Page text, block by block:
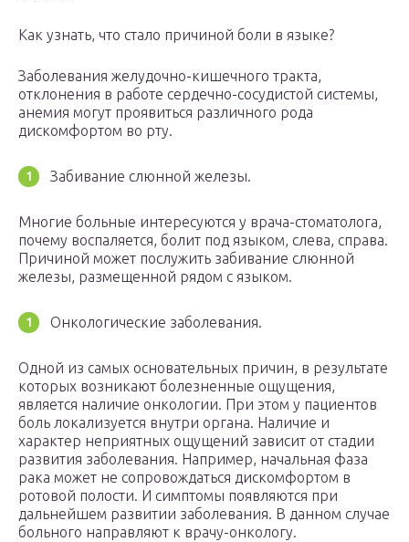
Как узнать, что стало причиной боли в языке?
Заболевания желудочно-кишечного тракта,
отклонения в работе сердечно-сосудистой системы,
анемия могут проявиться различного рода
дискомфортом во рту.
Забивание слюнной железы.
Многие больные интересуются у врача-стоматолога,
почему воспаляется, болит под языком, слева, справа.
Причиной может послужить забивание слюнной
железы, размещенной рядом с языком.
Онкологические заболевания.
Одной из самых основательных причин, в результате
которых возникают болезненные ощущения,
является наличие онкологии. При этом у пациентов
боль локализуется внутри органа. Наличие и
характер неприятных ощущений зависит от стадии
развития заболевания. Например, начальная фаза
рака может не сопровождаться дискомфортом в
ротовой полости. И симптомы появляются при
дальнейшем развитии заболевания. В данном случае
больного направляют к врачу-онкологу.